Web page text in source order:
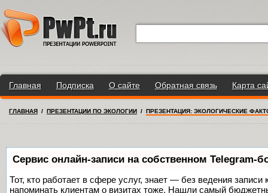
Главная Подписка О сайте Обратная связь Карта
ГЛАВНАЯ / ПРЕЗЕНТАЦИИ ПО ЭКОЛОГИИ / ПРЕЗЕНТАЦИЯ: ЭКОЛОГИЧЕСКИЕ
Сервис онлайн-записи на собственном Telegram-
Тот, кто работает в сфере услуг, знает — без ведения
напоминать клиентам о визитах тоже. Нашли самый